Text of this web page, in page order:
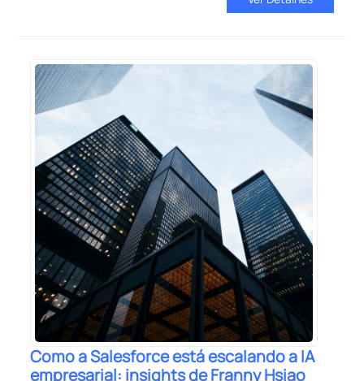
Como a Salesforce está escalando a IA
empresarial: insights de Franny Hsiao